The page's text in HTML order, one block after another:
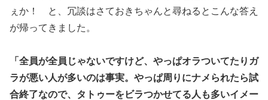
ぇか！ と、冗談はさておきちゃんと尋ねるとこんな答え
が帰ってきました 。
「全員が全員じゃないですけど、やっぱオラついてたりガ
ラが悪い人が多いのは事実。やっぱ周りにナメられたら試
合終了なので、タ トゥーをビラつかせてる人も多いイメー